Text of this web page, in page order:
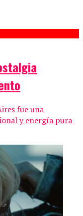
fue una
y energía pura